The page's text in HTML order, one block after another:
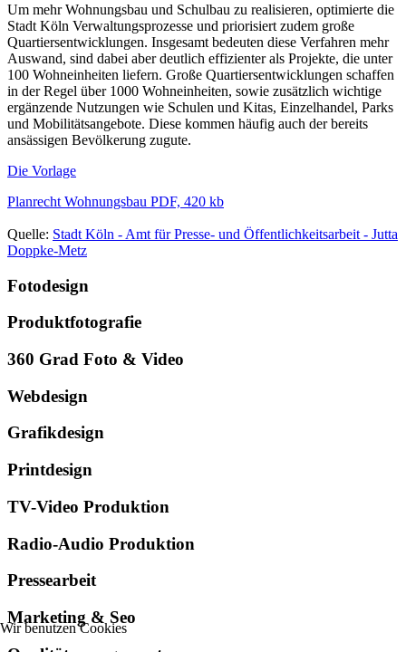
Um mehr Wohnungsbau und Schulbau zu realisieren, optimierte die
Stadt Köln Verwaltungsprozesse und priorisiert zudem große
Quartiersentwicklungen. Insgesamt bedeuten diese Verfahren mehr
Auswand, sind dabei aber deutlich effizienter als Projekte, die unter
100 Wohneinheiten liefern. Große Quartiersentwicklungen schaffen
in der Regel über 1000 Wohneinheiten, sowie zusätzlich wichtige
ergänzende Nutzungen wie Schulen und Kitas, Einzelhandel, Parks
und Mobilitätsangebote. Diese kommen häufig auch der bereits
ansässigen Bevölkerung zugute.
Die Vorlage
Planrecht Wohnungsbau PDF, 420 kb
Quelle: Stadt Köln - Amt für Presse- und Öffentlichkeitsarbeit - Jutta
Doppke-Metz
Fotodesign
Produktfotografie
360 Grad Foto & Video
Webdesign
Grafikdesign
Printdesign
TV-Video Produktion
Radio-Audio Produktion
Pressearbeit
Marketing & Seo
Wir benutzen Cookies